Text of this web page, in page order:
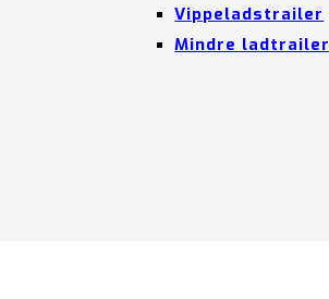
Vippeladstrailer
Mindre ladtrailer